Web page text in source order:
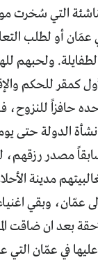
التي سُخرت
عمَان أو لطلب
ولحبهم
كمقر للحكم
حافزاً للنزوح،
الدولة حتى
مصدر رزقهم،
مدينة
عمّان، وبقي
بعد ان ضاقت
في عمّان التي